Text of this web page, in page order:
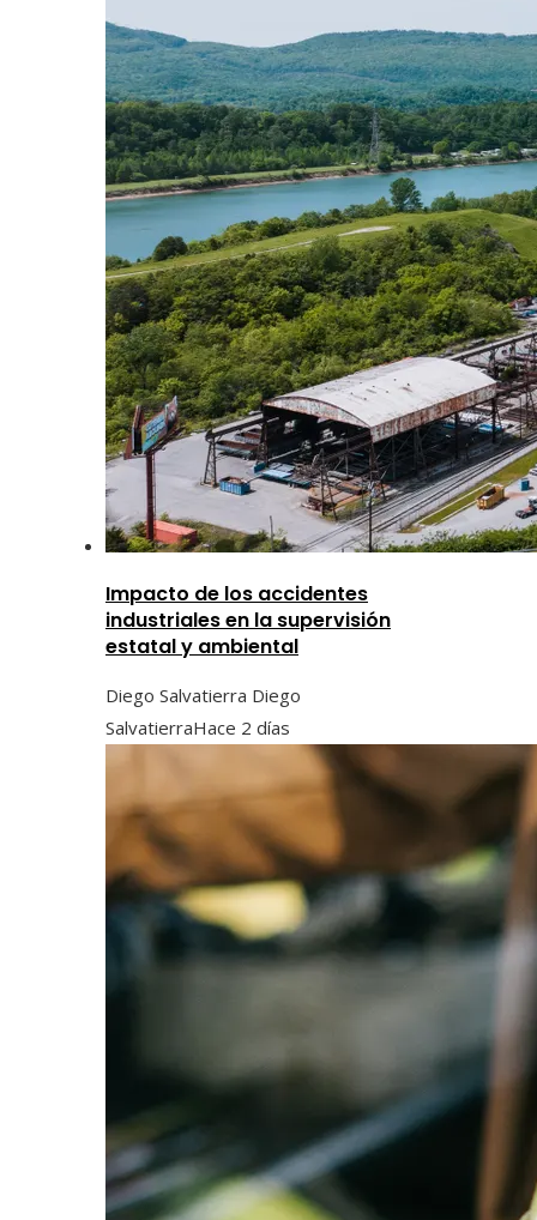
Impacto de los accidentes
industriales en la supervisión
estatal y ambiental
Diego Salvatierra Diego
SalvatierraHace 2 días